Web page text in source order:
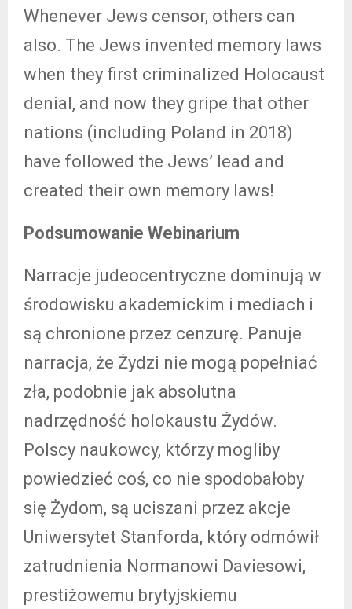
Whenever Jews censor, others can
also. The Jews invented memory laws
when they first criminalized Holocaust
denial, and now they gripe that other
nations (including Poland in 2018)
have followed the Jews’ lead and
created their own memory laws!
Podsumowanie Webinarium
Narracje judeocentryczne dominują w
środowisku akademickim i mediach i
są chronione przez cenzurę. Panuje
narracja, że Żydzi nie mogą popełniać
zła, podobnie jak absolutna
nadrzędność holokaustu Żydów.
Polscy naukowcy, którzy mogliby
powiedzieć coś, co nie spodobałoby
się Żydom, są uciszani przez akcje
Uniwersytet Stanforda, który odmówił
zatrudnienia Normanowi Daviesowi,
prestiżowemu brytyjskiemu